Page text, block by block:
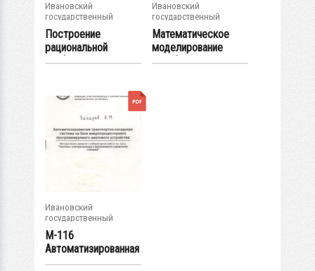
Ивановский
государственный
энергетический...
Построение
рациональной
конфигурации
Ивановский
государственный
энергетический...
Математическое
моделирование
двухфазных потоков
Ивановский
государственный
энергетический...
М-116
Автоматизированная
транспортно-